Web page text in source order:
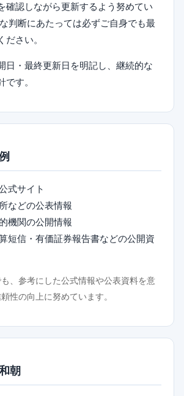
確認しながら更新するよう努めてい
判断にあたっては必ずご自身でも最
さい。
日・最終更新日を明記し、継続的な
です。
式サイト
などの公表情報
機関の公開情報
短信・有価証券報告書などの公開資
、参考にした公式情報や公表資料を意
性の向上に努めています。
朝